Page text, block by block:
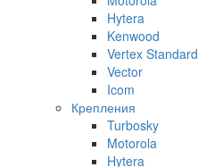
Hytera
Kenwood
Vertex Standard
Vector
Icom
Крепления
Turbosky
Motorola
Hytera